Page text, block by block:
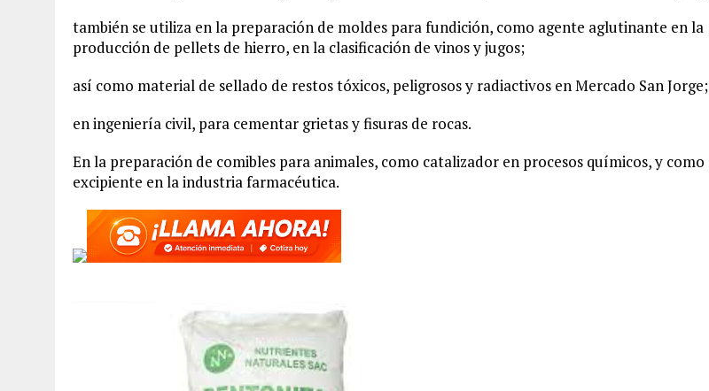
también se utiliza en la preparación de moldes para fundición, como agente aglutinante en la
producción de pellets de hierro, en la clasificación de vinos y jugos;
así como material de sellado de restos tóxicos, peligrosos y radiactivos en Mercado San Jorge;
en ingeniería civil, para cementar grietas y fisuras de rocas.
En la preparación de comibles para animales, como catalizador en procesos químicos, y como
excipiente en la industria farmacéutica.